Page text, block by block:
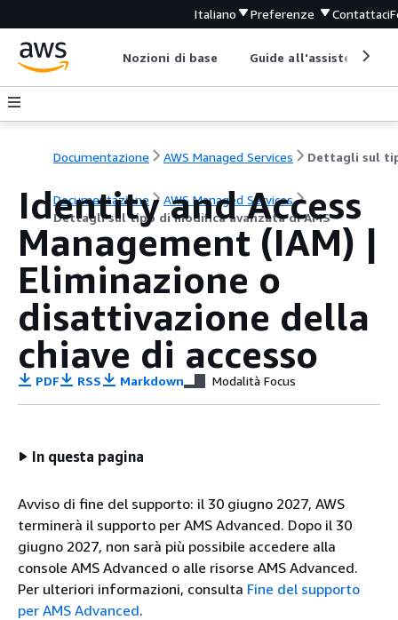
Italiano Preferenze Contattaci
Nozioni di base Guide all'assistenza
Documentazione AWS Managed Services
Documentazione
AWS Managed Services
Dettagli sul tipo di modifica avanzata di AMS
Identity and Access
Management (IAM) |
Eliminazione o
disattivazione della
chiave di accesso
PDF RSS Markdown Modalità Focus
In questa pagina
Avviso di fine del supporto: il 30 giugno 2027, AWS
terminerà il supporto per AMS Advanced. Dopo il 30
giugno 2027, non sarà più possibile accedere alla
console AMS Advanced o alle risorse AMS Advanced.
Per ulteriori informazioni, consulta Fine del supporto
per AMS Advanced.